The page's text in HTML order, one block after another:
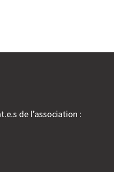
de l’association :